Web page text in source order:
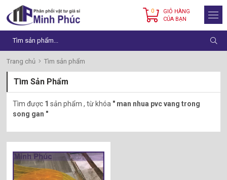
0
GIỎ HÀNG
CỦA BẠN
Trang chủ Tìm sản phẩm
Tìm Sản Phẩm
Tìm được 1 sản phẩm , từ khóa " man nhua pvc vang trong
song gan "